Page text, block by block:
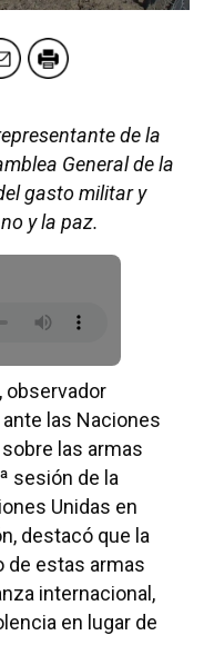
de la
General de la
gasto militar y
y la paz.
, observador
las Naciones
las armas
sesión de la
Unidas en
destacó que la
de estas armas
internacional,
en lugar de